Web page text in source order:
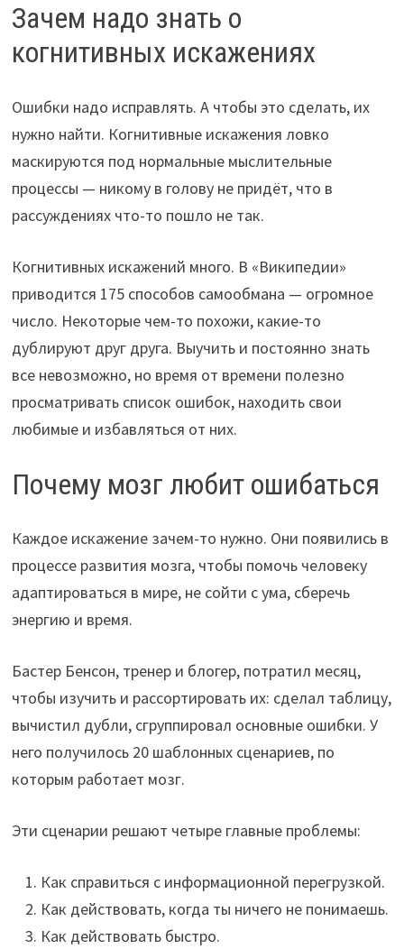
Зачем надо знать о
когнитивных искажениях
Ошибки надо исправлять. А чтобы это сделать, их
нужно найти. Когнитивные искажения ловко
маскируются под нормальные мыслительные
процессы — никому в голову не придёт, что в
рассуждениях что-то пошло не так.
Когнитивных искажений много. В «Википедии»
приводится 175 способов самообмана — огромное
число. Некоторые чем-то похожи, какие-то
дублируют друг друга. Выучить и постоянно знать
все невозможно, но время от времени полезно
просматривать список ошибок, находить свои
любимые и избавляться от них.
Почему мозг любит ошибаться
Каждое искажение зачем-то нужно. Они появились в
процессе развития мозга, чтобы помочь человеку
адаптироваться в мире, не сойти с ума, сберечь
энергию и время.
Бастер Бенсон, тренер и блогер, потратил месяц,
чтобы изучить и рассортировать их: сделал таблицу,
вычистил дубли, сгруппировал основные ошибки. У
него получилось 20 шаблонных сценариев, по
которым работает мозг.
Эти сценарии решают четыре главные проблемы:
Как справиться с информационной перегрузкой.
Как действовать, когда ты ничего не понимаешь.
Как действовать быстро.